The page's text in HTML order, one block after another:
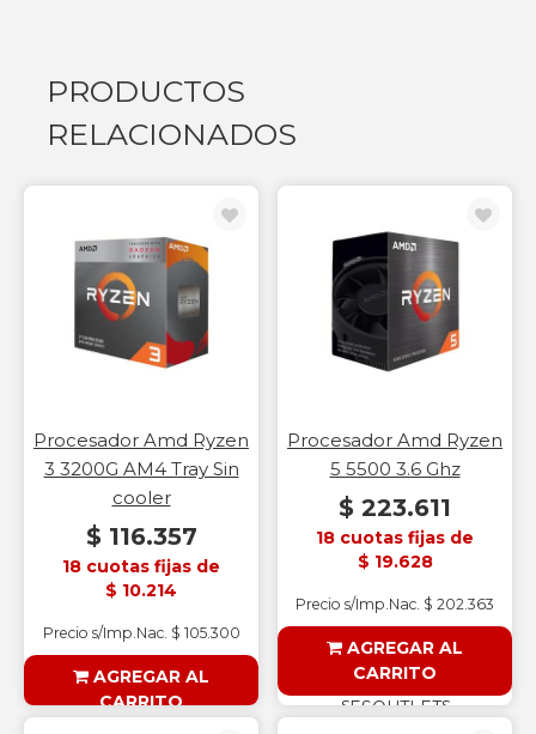
PRODUCTOS
RELACIONADOS
Procesador Amd Ryzen
3 3200G AM4 Tray Sin
cooler
$ 116.357
18 cuotas fijas de
$ 10.214
Precio s/Imp.Nac. $ 105.300
AGREGAR AL
CARRITO
Procesador Amd Ryzen
5 5500 3.6 Ghz
$ 223.611
18 cuotas fijas de
$ 19.628
Precio s/Imp.Nac. $ 202.363
AGREGAR AL
CARRITO
§ESOUTLET§